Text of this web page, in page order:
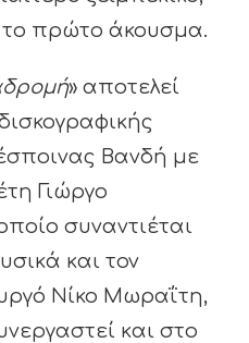
πρώτο άκουσμα.
» αποτελεί
Βανδή με
Γιώργο
συναντιέται
και τον
Νίκο Μωραΐτη,
και στο